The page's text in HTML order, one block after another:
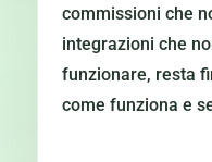
commissioni che
integrazioni che
funzionare, resta
come funziona e